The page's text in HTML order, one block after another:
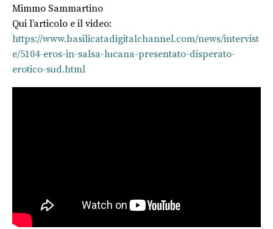
Mimmo Sammartino
Qui l’articolo e il video:
https://www.basilicatadigitalchannel.com/news/intervist
e/5104-eros-in-salsa-lucana-presentato-disperato-
erotico-sud.html